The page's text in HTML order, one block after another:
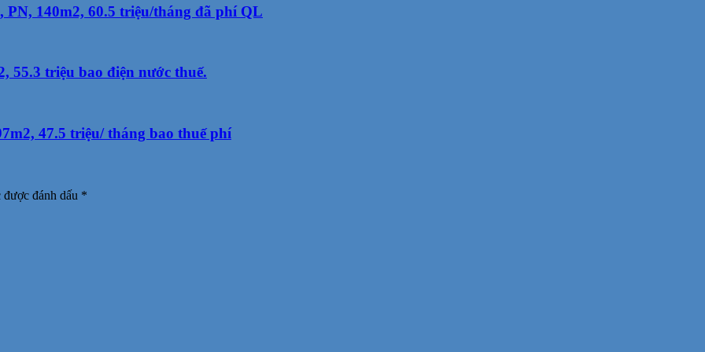
140m2, 60.5 triệu/tháng đã phí QL
55.3 triệu bao điện nước thuế.
47.5 triệu/ tháng bao thuế phí
đánh dấu *